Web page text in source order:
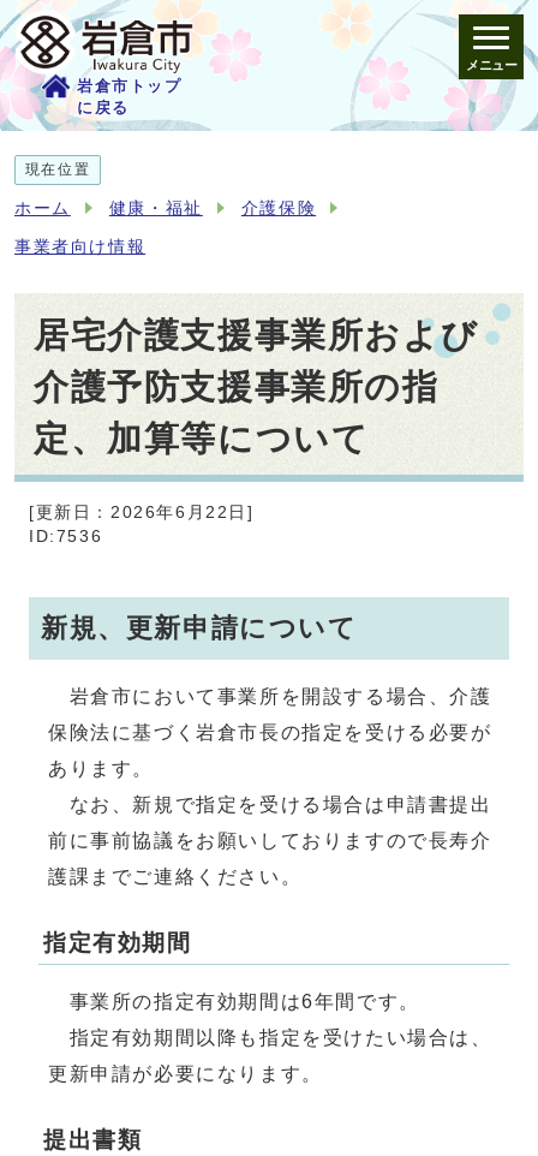
岩倉市トップ
に戻る
メニュー
現在位置
ホーム 健康・福祉 介護保険
事業者向け情報
居宅介護支援事業所および
介護予防支援事業所の指
定、加算等について
[更新日：2026年6月22日]
ID:7536
新規、更新申請について
岩倉市において事業所を開設する場合、介護
保険法に基づく岩倉市長の指定を受ける必要が
あります。
なお、新規で指定を受ける場合は申請書提出
前に事前協議をお願いしておりますので長寿介
護課までご連絡ください。
指定有効期間
事業所の指定有効期間は6年間です。
指定有効期間以降も指定を受けたい場合は、
更新申請が必要になります。
提出書類